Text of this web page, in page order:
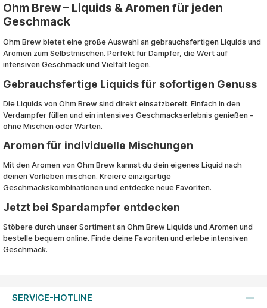
Ohm Brew – Liquids & Aromen für jeden
Geschmack
Ohm Brew bietet eine große Auswahl an gebrauchsfertigen Liquids und
Aromen zum Selbstmischen. Perfekt für Dampfer, die Wert auf
intensiven Geschmack und Vielfalt legen.
Gebrauchsfertige Liquids für sofortigen Genuss
Die Liquids von Ohm Brew sind direkt einsatzbereit. Einfach in den
Verdampfer füllen und ein intensives Geschmackserlebnis genießen –
ohne Mischen oder Warten.
Aromen für individuelle Mischungen
Mit den Aromen von Ohm Brew kannst du dein eigenes Liquid nach
deinen Vorlieben mischen. Kreiere einzigartige
Geschmackskombinationen und entdecke neue Favoriten.
Jetzt bei Spardampfer entdecken
Stöbere durch unser Sortiment an Ohm Brew Liquids und Aromen und
bestelle bequem online. Finde deine Favoriten und erlebe intensiven
Geschmack.
SERVICE-HOTLINE